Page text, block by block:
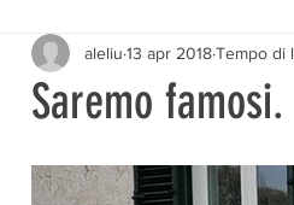
Saremo famosi.
aleliu 13 apr 2018Tempo di